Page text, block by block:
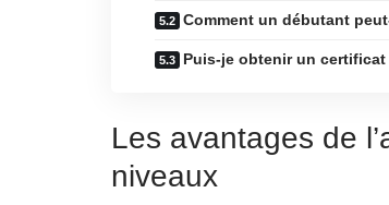
Comment un débutant
Puis-je obtenir un
Les avantages de
niveaux